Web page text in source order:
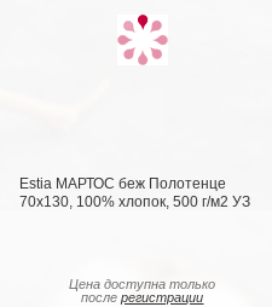
Estia МАРТОС беж Полотенце
70х130, 100% хлопок, 500 г/м2 УЗ
Цена доступна только
послерегистрации